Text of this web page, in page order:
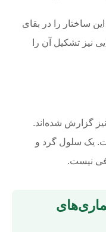
ساختار را در بقای
نیز تشکیل آن را
گزارش شده‌اند.
یک سلول گرد و
نیست.